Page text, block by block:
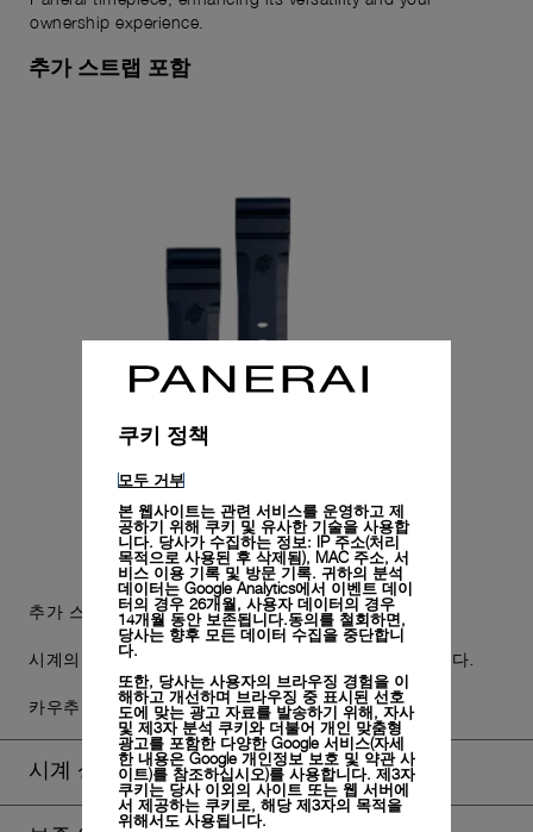
ownership experience.
추가 스트랩 포함
추가 스트랩이 함께 제공됩니다.
시계의 미학을 유지하면서도 실용적인 활용성을 더합니다.
카우추크 아코디온 다크 블루, STD, 22/20, BA
시계 상자
쿠키 정책
모두 거부
본 웹사이트는 관련 서비스를 운영하고 제
공하기 위해 쿠키 및 유사한 기술을 사용합
니다. 당사가 수집하는 정보: IP 주소(처리
목적으로 사용된 후 삭제됨), MAC 주소, 서
비스 이용 기록 및 방문 기록. 귀하의 분석
데이터는 Google Analytics에서 이벤트 데이
터의 경우 26개월, 사용자 데이터의 경우
14개월 동안 보존됩니다.동의를 철회하면,
당사는 향후 모든 데이터 수집을 중단합니
다.
또한, 당사는 사용자의 브라우징 경험을 이
해하고 개선하며 브라우징 중 표시된 선호
도에 맞는 광고 자료를 발송하기 위해, 자사
및 제3자 분석 쿠키와 더불어 개인 맞춤형
광고를 포함한 다양한 Google 서비스(자세
한 내용은Google 개인정보 보호 및 약관 사
이트)를 참조하십시오)를 사용합니다. 제3자
쿠키는 당사 이외의 사이트 또는 웹 서버에
서 제공하는 쿠키로, 해당 제3자의 목적을
위해서도 사용됩니다.